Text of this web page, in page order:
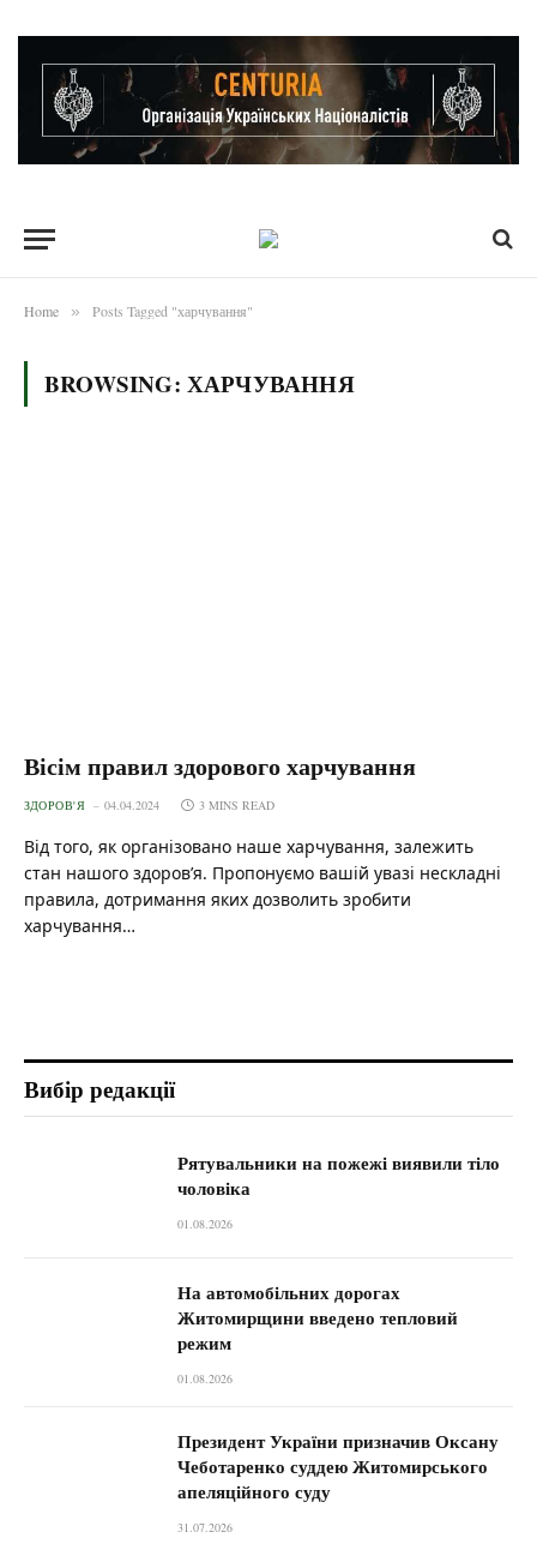
Home » Posts Tagged "харчування"
BROWSING: ХАРЧУВАННЯ
Вісім правил здорового харчування
ЗДОРОВ'Я 04.04.2024 3 MINS READ
Від того, як організовано наше харчування, залежить
стан нашого здоров’я. Пропонуємо вашій увазі нескладні
правила, дотримання яких дозволить зробити
харчування…
Вибір редакції
Рятувальники на пожежі виявили тіло
чоловіка
01.08.2026
На автомобільних дорогах
Житомирщини введено тепловий
режим
01.08.2026
Президент України призначив Оксану
Чеботаренко суддею Житомирського
апеляційного суду
31.07.2026